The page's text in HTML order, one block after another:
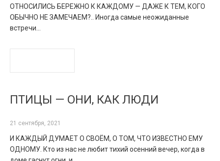
ОТНОСИЛИСЬ БЕРЕЖНО К КАЖДОМУ — ДАЖЕ К ТЕМ, КОГО
ОБЫЧНО НЕ ЗАМЕЧАЕМ?.. Иногда самые неожиданные
встречи…
ПТИЦЫ — ОНИ, КАК ЛЮДИ
21 сентября, 2021
И КАЖДЫЙ ДУМАЕТ О СВОЁМ, О ТОМ, ЧТО ИЗВЕСТНО ЕМУ
ОДНОМУ. Кто из нас не любит тихий осенний вечер, когда в